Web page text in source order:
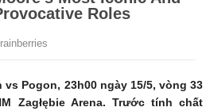
Pogon, 23h00 ngày 15/5, vòng 33
Zagłębie Arena. Trước tính chất